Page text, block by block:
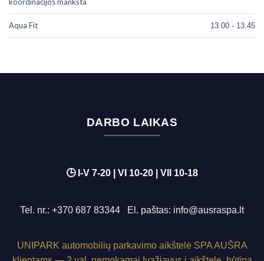
Aqua Fit 13.00 - 13.45
DARBO LAIKAS
🕒 I-V 7-20 | VI 10-20 | VII 10-18
Tel. nr.: +370 687 83344 El. paštas: info@ausraspa.lt
UNIPARK automobilių parkavimo aikštelė SPA AUŠRA